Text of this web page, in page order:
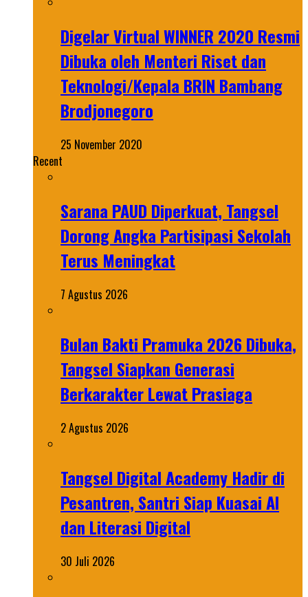
Digelar Virtual WINNER 2020 Resmi
Dibuka oleh Menteri Riset dan
Teknologi/Kepala BRIN Bambang
Brodjonegoro
25 November 2020
Recent
Sarana PAUD Diperkuat, Tangsel
Dorong Angka Partisipasi Sekolah
Terus Meningkat
7 Agustus 2026
Bulan Bakti Pramuka 2026 Dibuka,
Tangsel Siapkan Generasi
Berkarakter Lewat Prasiaga
2 Agustus 2026
Tangsel Digital Academy Hadir di
Pesantren, Santri Siap Kuasai AI
dan Literasi Digital
30 Juli 2026